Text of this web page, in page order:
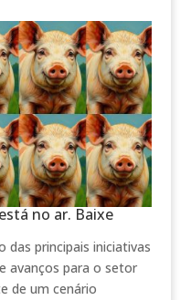
no ar. Baixe
principais iniciativas
avanços para o setor
de um cenário